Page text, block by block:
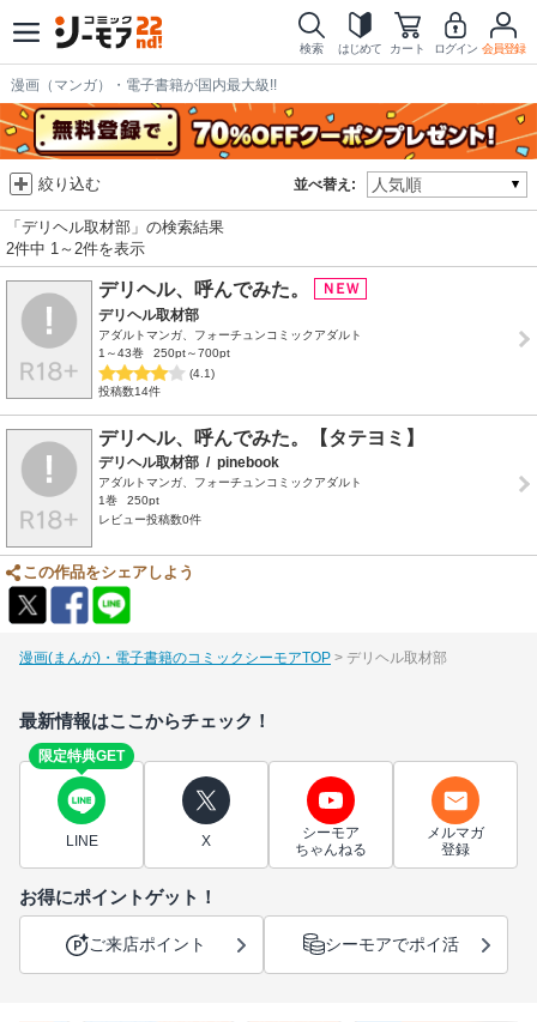
検索 はじめて カート ログイン 会員登録
漫画（マンガ）・電子書籍が国内最大級!!
並べ替え:
絞り込む
「デリヘル取材部」の検索結果
2件中 1～2件を表示
デリヘル、呼んでみた。
デリヘル取材部
アダルトマンガ、フォーチュンコミックアダルト
1～43巻
250pt～700pt
(4.1)
投稿数14件
デリヘル、呼んでみた。【タテヨミ】
デリヘル取材部 / pinebook
アダルトマンガ、フォーチュンコミックアダルト
1巻
250pt
レビュー投稿数0件
この作品をシェアしよう
漫画(まんが)・電子書籍のコミックシーモアTOP デリヘル取材部
最新情報はここからチェック！
限定特典GET
LINE X
シーモア
ちゃんねる
メルマガ
登録
お得にポイントゲット！
ご来店ポイント シーモアでポイ活